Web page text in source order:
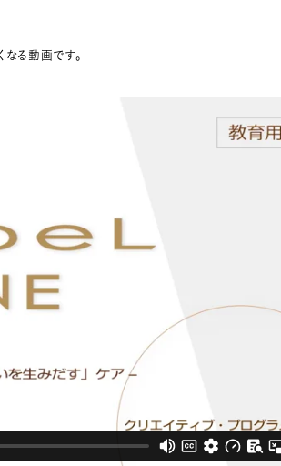
る動画です。